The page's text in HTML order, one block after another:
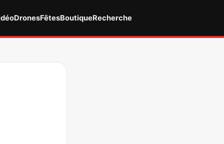
DronesFêtesBoutiqueRecherche